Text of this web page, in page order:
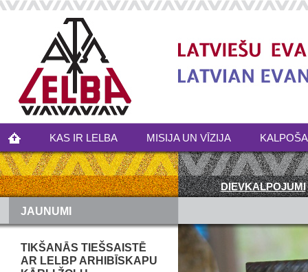
KAS IR LELBA MISIJA UN VĪZIJA
DIEVKALPOJUMI
JAUNUMI
TIKŠANĀS TIEŠSAISTĒ
AR LELBP ARHIBĪSKAPU